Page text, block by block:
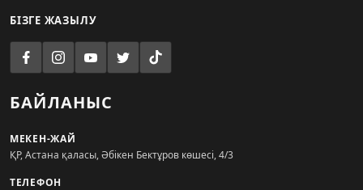
БІЗГЕ ЖАЗЫЛУ
БАЙЛАНЫС
МЕКЕН-ЖАЙ
ҚР, Астана қаласы, Әбікен Бектұров көшесі, 4/3
ТЕЛЕФОН